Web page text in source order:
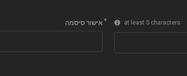
at least 5 characters אישור סיסמה